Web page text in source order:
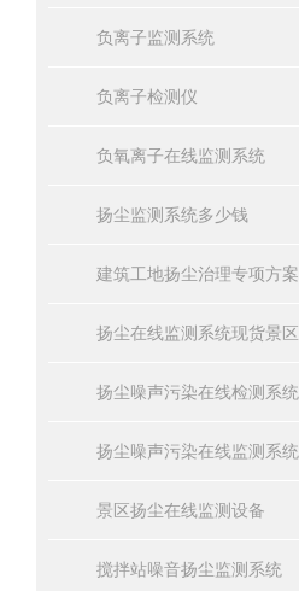
负离子监测系统
负离子检测仪
负氧离子在线监测系统
扬尘监测系统多少钱
建筑工地扬尘治理专项方案
扬尘在线监测系统现货景区
扬尘噪声污染在线检测系统
景区扬尘在线监测设备
搅拌站噪音扬尘监测系统